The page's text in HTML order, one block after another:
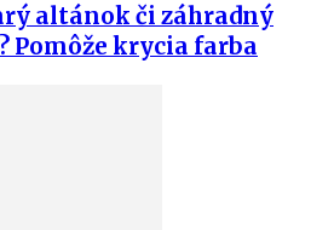
altánok či záhradný
Pomôže krycia farba